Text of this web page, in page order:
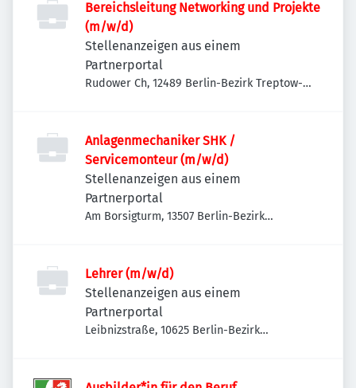
Bereichsleitung Networking und Projekte
(m/w/d)
Stellenanzeigen aus einem
Partnerportal
Rudower Ch, 12489 Berlin-Bezirk Treptow-
Anlagenmechaniker SHK /
Servicemonteur (m/w/d)
Stellenanzeigen aus einem
Partnerportal
Am Borsigturm, 13507 Berlin-Bezirk
Lehrer (m/w/d)
Stellenanzeigen aus einem
Partnerportal
Leibnizstraße, 10625 Berlin-Bezirk